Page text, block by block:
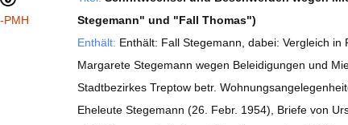
PMH
Stegemann" und "Fall Thomas")
Enthält: Enthält: Fall Stegemann, dabei: Vergleich
Margarete Stegemann wegen Beleidigungen und
Stadtbezirkes Treptow betr.
Eheleute Stegemann (26. Febr. 1954), Briefe von